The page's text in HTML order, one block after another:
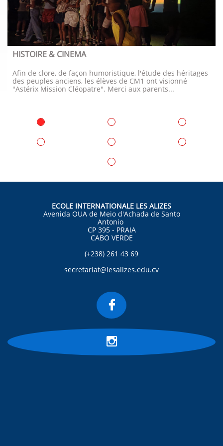
HISTOIRE & CINEMA
Afin de clore, de façon humoristique, l'étude des héritages
des peuples anciens, les élèves de CM1 ont visionné
"Astérix Mission Cléopatre". Merci aux parents...
ECOLE INTERNATIONALE LES ALIZES
Avenida OUA de Meio d'Achada de Santo
Antonio
CP 395 - PRAIA
CABO VERDE
(+238) 261 43 69
secretariat@lesalizes.edu.cv

